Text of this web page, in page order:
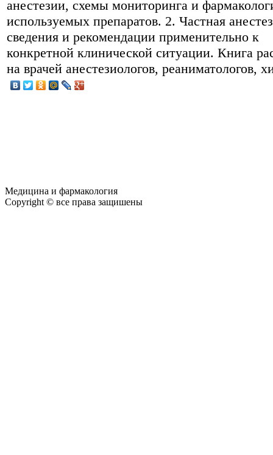
анестезии, схемы мониторинга и
используемых препаратов. 2. Частная
сведения и рекомендации применительно к
конкретной клинической ситуации. Книга
на врачей анестезиологов, реаниматологов,
Медицина и фармакология
Copyright © все права защишены